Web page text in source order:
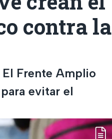
contra la
Frente Amplio
evitar el